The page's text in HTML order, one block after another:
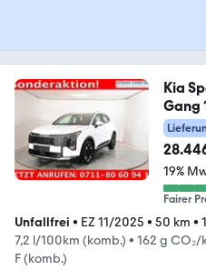
Kia
Gang
19%
Fairer
Unfallfrei • EZ 11/2025 • 50 km •
7,2 l/100km (komb.) • 162 g CO₂/
F (komb.)